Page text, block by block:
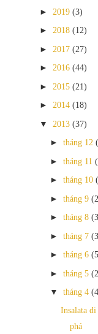
► 2019 (3)
► 2018 (12)
► 2017 (27)
► 2016 (44)
► 2015 (21)
► 2014 (18)
▼ 2013 (37)
► tháng 12
► tháng 11
► tháng 10
► tháng 9
► tháng 8
► tháng 7
► tháng 6
► tháng 5
▼ tháng 4
Insalata
phá